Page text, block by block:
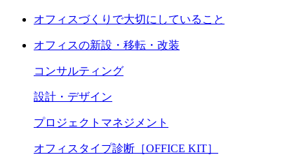
オフィスづくりで大切にしていること
オフィスの新設・移転・改装
コンサルティング
設計・デザイン
プロジェクトマネジメント
オフィスタイプ診断［OFFICE KIT］